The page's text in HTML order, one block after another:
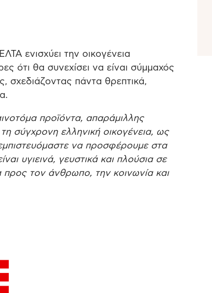
ενισχύει την οικογένεια
ότι θα συνεχίσει να είναι σύμμαχός
σχεδιάζοντας πάντα θρεπτικά,
προϊόντα, απαράμιλλης
σύγχρονη ελληνική οικογένεια, ως
να προσφέρουμε στα
υγιεινά, γευστικά και πλούσια σε
προς τον άνθρωπο, την κοινωνία και